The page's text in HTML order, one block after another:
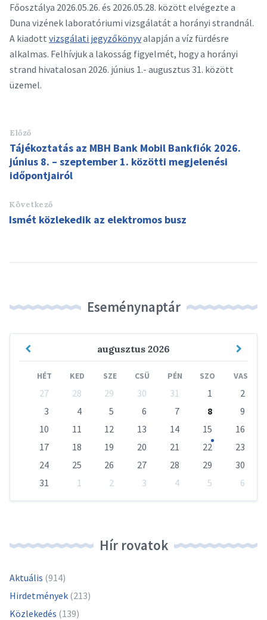
Főosztálya 2026.05.26. és 2026.05.28. között elvégezte a
Duna vizének laboratóriumi vizsgálatát a horányi strandnál.
A kiadott vizsgálati jegyzőkönyvalapján a víz fürdésre
alkalmas. Felhívjuk a lakosság figyelmét, hogy a horányi
strand hivatalosan 2026. június 1.- augusztus 31. között
üzemel.
Előző
Tájékoztatás az MBH Bank Mobil Bankfiók 2026.
június 8. – szeptember 1. közötti megjelenési
időpontjairól
Következő
Ismét közlekedik az elektromos busz
Eseménynaptár
augusztus 2026
Previous
HÉT KED SZE CSÜ PÉN SZO VAS
calendar
27 28 29 30 31 1
2
3
4 5 6 7 8
9
10
11 12 13 14 15
16
17
18 19 20 21 22
23
24
25 26 27 28 29
30
31
1 2 3 4 5
6
Hír rovatok
Aktuális (914)
Hirdetmények (213)
Közlekedés (139)